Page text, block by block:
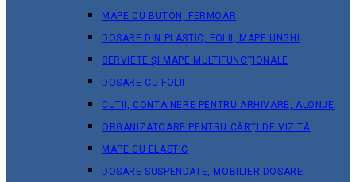
MAPE CU BUTON, FERMOAR
DOSARE DIN PLASTIC, FOLII, MAPE UNGHI
SERVIETE ȘI MAPE MULTIFUNCȚIONALE
DOSARE CU FOLII
CUTII, CONTAINERE PENTRU ARHIVARE, ALONJE
ORGANIZATOARE PENTRU CĂRȚI DE VIZITĂ
MAPE CU ELASTIC
DOSARE SUSPENDATE, MOBILIER DOSARE